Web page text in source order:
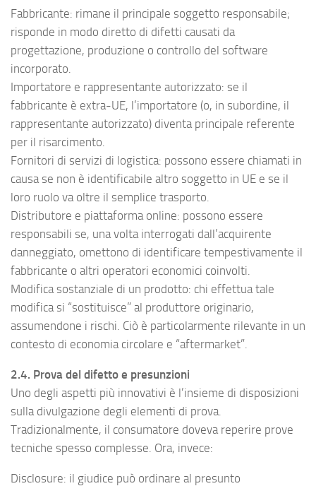
Fabbricante: rimane il principale soggetto responsabile;
risponde in modo diretto di difetti causati da
progettazione, produzione o controllo del software
incorporato.
Importatore e rappresentante autorizzato: se il
fabbricante è extra-UE, l’importatore (o, in subordine, il
rappresentante autorizzato) diventa principale referente
per il risarcimento.
Fornitori di servizi di logistica: possono essere chiamati in
causa se non è identificabile altro soggetto in UE e se il
loro ruolo va oltre il semplice trasporto.
Distributore e piattaforma online: possono essere
responsabili se, una volta interrogati dall’acquirente
danneggiato, omettono di identificare tempestivamente il
fabbricante o altri operatori economici coinvolti.
Modifica sostanziale di un prodotto: chi effettua tale
modifica si “sostituisce” al produttore originario,
assumendone i rischi. Ciò è particolarmente rilevante in un
contesto di economia circolare e “aftermarket”.
2.4. Prova del difetto e presunzioni
Uno degli aspetti più innovativi è l’insieme di disposizioni
sulla divulgazione degli elementi di prova.
Tradizionalmente, il consumatore doveva reperire prove
tecniche spesso complesse. Ora, invece:
Disclosure: il giudice può ordinare al presunto